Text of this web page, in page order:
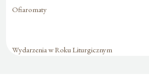
Ofiaromaty
Wydarzenia w Roku Liturgicznym